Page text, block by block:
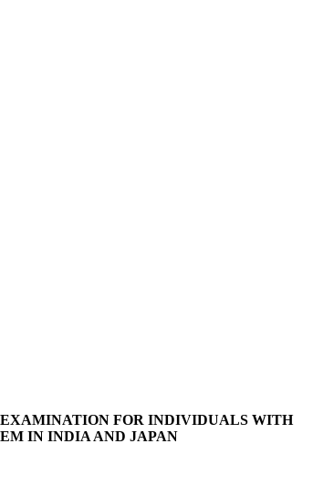
FOR INDIVIDUALS WITH
IN INDIA AND JAPAN